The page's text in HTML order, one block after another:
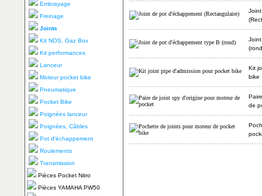
Embrayage
Freinage
Joints
Kit NOS, Gaz Box
Kit performances
Lanceur
Moteur pocket bike
Pneumatique
Pocket Bike
Poignées lanceur
Poignées, Câbles
Pot d'échappement
Roulements
Transmission
Pièces Pocket Nitro
Pièces YAMAHA PW50
Kit
bike
de